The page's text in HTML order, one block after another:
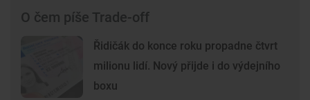
O čem píše Trade-off
Řidičák do konce roku propadne čtvrt
milionu lidí. Nový přijde i do výdejního
boxu